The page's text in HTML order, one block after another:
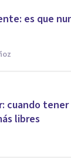
es que
cuando
libres